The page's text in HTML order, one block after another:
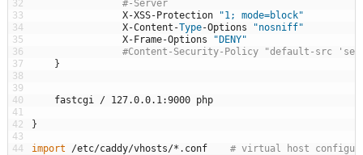
32
33
34
35
36
37
38
39
40
41
42
43
44
#-Server
X-XSS-Protection
"1; mode=block"
X-Content -Type-Options
"nosniff"
X-Frame-Options
"DENY"
#Content-Security-Policy "default-src
}
fastcgi / 127.0.0.1 :9000 php
}
import /etc/caddy/vhosts/* . conf # virtual host